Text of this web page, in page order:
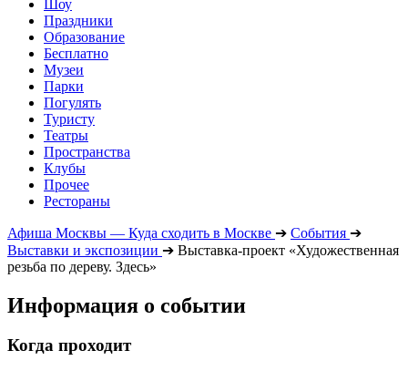
Шоу
Праздники
Образование
Бесплатно
Музеи
Парки
Погулять
Туристу
Театры
Пространства
Клубы
Прочее
Рестораны
Афиша Москвы — Куда сходить в Москве ➔ События ➔
Выставки и экспозиции ➔ Выставка-проект «Художественная
резьба по дереву. Здесь»
Информация о событии
Когда проходит